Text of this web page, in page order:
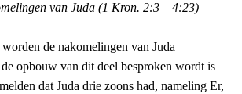
van Juda (1 Kron. 2:3 – 4:23)
de nakomelingen van Juda
opbouw van dit deel besproken wordt is
dat Juda drie zoons had, nameling Er,